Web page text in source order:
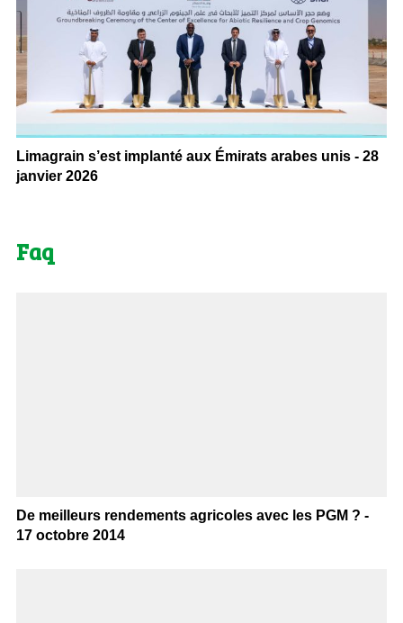
Limagrain s’est implanté aux Émirats arabes unis - 28
janvier 2026
Faq
De meilleurs rendements agricoles avec les PGM ? -
17 octobre 2014